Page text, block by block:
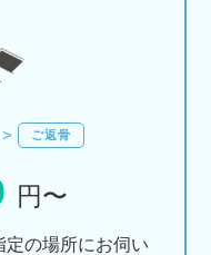
ご返骨
円〜
の場所にお伺い